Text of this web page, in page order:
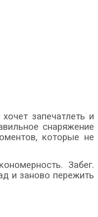
запечатлеть и
снаряжение
которые не
Забег.
и заново пережить